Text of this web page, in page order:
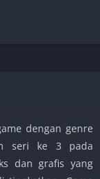
dengan genre
seri ke 3 pada
dan grafis yang